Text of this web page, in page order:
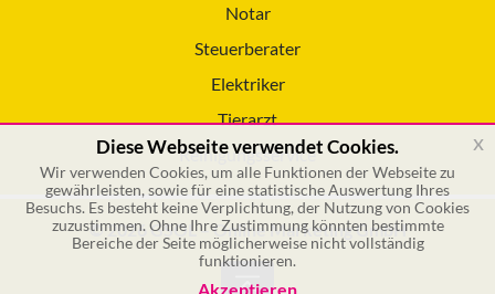
Notar
Steuerberater
Elektriker
Tierarzt
Reinigungsservice
© 2026 GSOL – Online Marketing GmbH
Diese Webseite verwendet Cookies.
Wir verwenden Cookies, um alle Funktionen der Webseite zu
gewährleisten, sowie für eine statistische Auswertung Ihres
Besuchs. Es besteht keine Verplichtung, der Nutzung von Cookies
zuzustimmen. Ohne Ihre Zustimmung könnten bestimmte
Bereiche der Seite möglicherweise nicht vollständig
funktionieren.
Akzeptieren
x